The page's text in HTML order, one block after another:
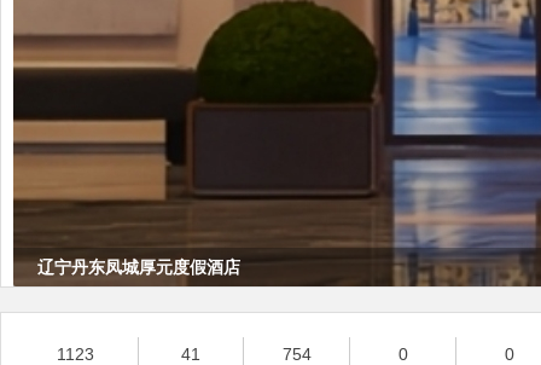
辽宁丹东凤城厚元度假酒店
1123 41 754 0 0